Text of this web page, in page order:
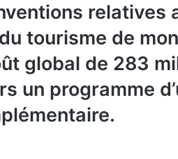
relatives
tourisme de
global de 283
un programme